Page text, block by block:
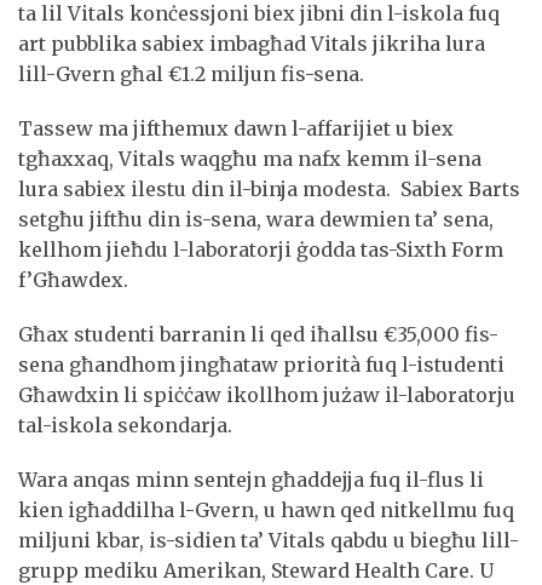
ta lil Vitals konċessjoni biex jibni din l-iskola fuq
art pubblika sabiex imbagħad Vitals jikriha lura
lill-Gvern għal €1.2 miljun fis-sena.
Tassew ma jifthemux dawn l-affarijiet u biex
tgħaxxaq, Vitals waqgħu ma nafx kemm il-sena
lura sabiex ilestu din il-binja modesta. Sabiex Barts
setgħu jiftħu din is-sena, wara dewmien ta’ sena,
kellhom jieħdu l-laboratorji ġodda tas-Sixth Form
f’Għawdex.
Għax studenti barranin li qed iħallsu €35,000 fis-
sena għandhom jingħataw priorità fuq l-istudenti
Għawdxin li spiċċaw ikollhom jużaw il-laboratorju
tal-iskola sekondarja.
Wara anqas minn sentejn għaddejja fuq il-flus li
kien igħaddilha l-Gvern, u hawn qed nitkellmu fuq
miljuni kbar, is-sidien ta’ Vitals qabdu u biegħu lill-
grupp mediku Amerikan, Steward Health Care. U